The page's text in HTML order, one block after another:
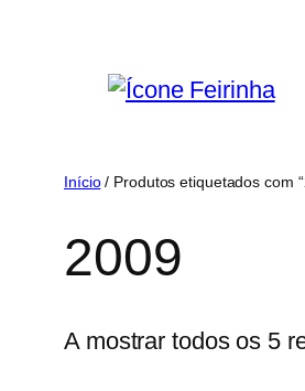
Início/ Produtos etiquetados com
2009
A mostrar todos os 5